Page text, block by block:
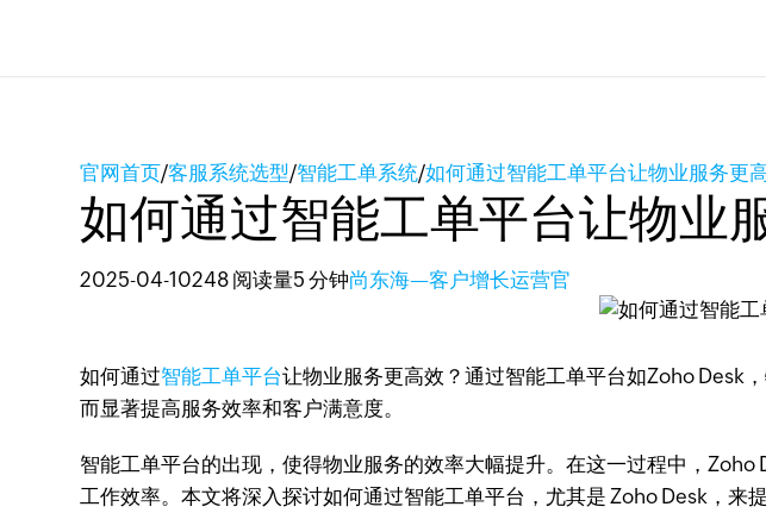
官网首页/客服系统选型/智能工单系统/如何通过智能工单平台让物业服务更
如何通过智能工单平台让物业
2025-04-10248 阅读量5 分钟尚东海—客户增长运营官
如何通过智能工单平台让物业服务更高效？通过智能工单平台如Zoho Desk
而显著提高服务效率和客户满意度。
智能工单平台的出现，使得物业服务的效率大幅提升。在这一过程中，
工作效率。本文将深入探讨如何通过智能工单平台，尤其是 Zoho Desk，来